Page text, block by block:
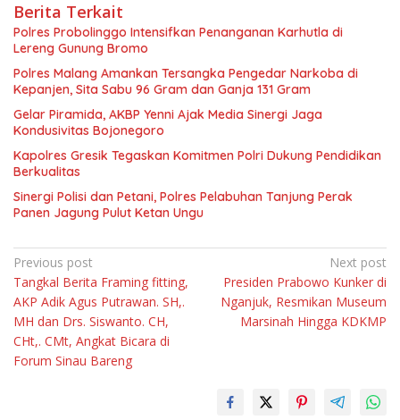
Berita Terkait
Polres Probolinggo Intensifkan Penanganan Karhutla di
Lereng Gunung Bromo
Polres Malang Amankan Tersangka Pengedar Narkoba di
Kepanjen, Sita Sabu 96 Gram dan Ganja 131 Gram
Gelar Piramida, AKBP Yenni Ajak Media Sinergi Jaga
Kondusivitas Bojonegoro
Kapolres Gresik Tegaskan Komitmen Polri Dukung Pendidikan
Berkualitas
Sinergi Polisi dan Petani, Polres Pelabuhan Tanjung Perak
Panen Jagung Pulut Ketan Ungu
Navigasi
pos
Previous post
Tangkal Berita Framing fitting,
AKP Adik Agus Putrawan. SH,.
MH dan Drs. Siswanto. CH,
CHt,. CMt, Angkat Bicara di
Forum Sinau Bareng
Next post
Presiden Prabowo Kunker di
Nganjuk, Resmikan Museum
Marsinah Hingga KDKMP